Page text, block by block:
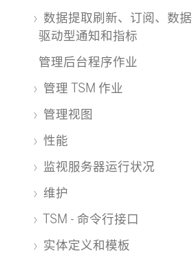
数据提取刷新、订阅、数据
驱动型通知和指标
管理后台程序作业
管理 TSM 作业
管理视图
性能
监视服务器运行状况
维护
TSM - 命令行接口
实体定义和模板